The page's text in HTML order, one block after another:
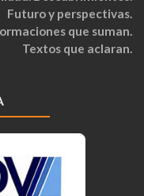
Futuro y perspectivas.
que suman.
Textos que aclaran.